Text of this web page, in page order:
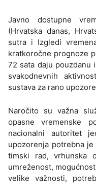
Javno dostupne
(Hrvatska danas,
sutra i Izgledi
kratkoročne prognoze
72 sata daju pouzdanu
svakodnevnih
sustava za rano
Naročito su važna
opasne vremenske
nacionalni autoritet
upozorenja potrebna
timski rad, vrhunska
umreženost,
velike važnosti,